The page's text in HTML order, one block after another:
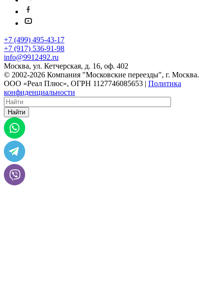
+7 (499) 495-43-17
+7 (917) 536-91-98
info@9912492.ru
Москва, ул. Кетчерская, д. 16, оф. 402
© 2002-2026 Компания "Московские переезды", г. Москва.
ООО «Реал Плюс», ОГРН 1127746085653 | Политика
конфиденциальности
Найти